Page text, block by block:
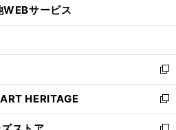
開
ン
ウ
で
開
く
ウ
ン
ド
ウ
で
開
WEBサービス
新
し
い
ウ
HERITAGE
新
し